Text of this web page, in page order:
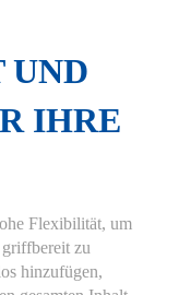
IHRE
Flexibilität, um
zu
hinzufügen,